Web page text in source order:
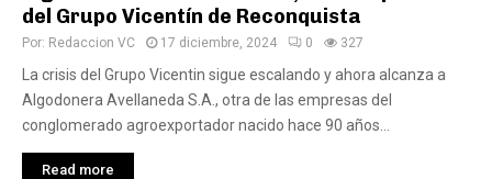
del Grupo Vicentín de Reconquista
Por: Redaccion VC 17 diciembre, 2024 0 327
La crisis del Grupo Vicentin sigue escalando y ahora alcanza a
Algodonera Avellaneda S.A., otra de las empresas del
conglomerado agroexportador nacido hace 90 años...
Read more